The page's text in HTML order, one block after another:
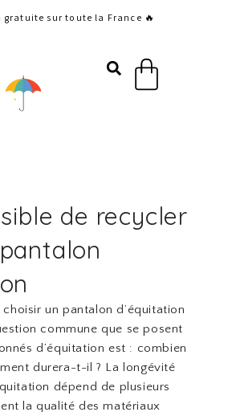
gratuite sur toute la France 🔥
Panier
de recycler
choisir un pantalon d’équitation
commune que se posent
d’équitation est : combien
durera-t-il ? La longévité
dépend de plusieurs
la qualité des matériaux